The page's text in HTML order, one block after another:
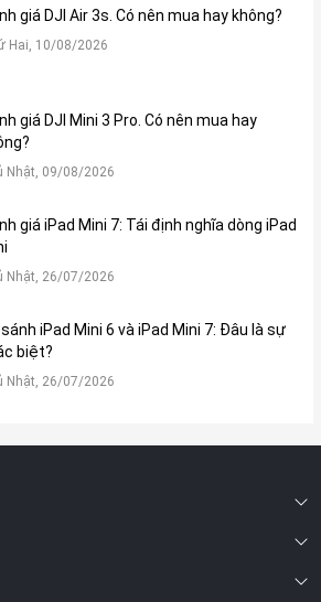
Màn hình sắc nét
trên màn hình của chiếc iPad mini
nét. Hiệu năng của iPad mini 5.
biệt khác của iPad Mini 5 Wifi
trang bị con chip Apple Bionic A12 có
và vô cùng chính xác. Bên cạnh đó nó
và dung lượng 3gb tạo điều kiện cho
giá DJI Air 3s. Có nên mua hay không?
Hai, 10/08/2026
giá DJI Mini 3 Pro. Có nên mua hay
Nhật, 09/08/2026
giá iPad Mini 7: Tái định nghĩa dòng iPad
Nhật, 26/07/2026
iPad Mini 6 và iPad Mini 7: Đâu là sự
biệt?
Nhật, 26/07/2026